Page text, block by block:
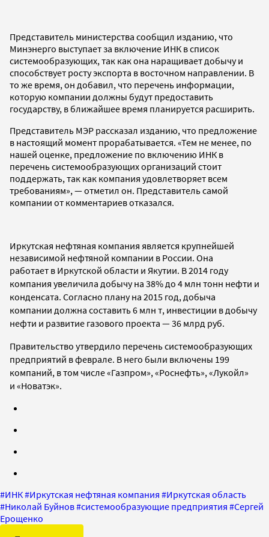
Представитель министерства сообщил изданию, что
Минэнерго выступает за включение ИНК в список
системообразующих, так как она наращивает добычу и
способствует росту экспорта в восточном направлении. В
то же время, он добавил, что перечень информации,
которую компании должны будут предоставить
государству, в ближайшее время планируется расширить.
Представитель МЭР рассказал изданию, что предложение
в настоящий момент прорабатывается. «Тем не менее, по
нашей оценке, предложение по включению ИНК в
перечень системообразующих организаций стоит
поддержать, так как компания удовлетворяет всем
требованиям», — отметил он. Представитель самой
компании от комментариев отказался.
Иркутская нефтяная компания является крупнейшей
независимой нефтяной компании в России. Она
работает в Иркутской области и Якутии. В 2014 году
компания увеличила добычу на 38% до 4 млн тонн нефти и
конденсата. Согласно плану на 2015 год, добыча
компании должна составить 6 млн т, инвестиции в добычу
нефти и развитие газового проекта —36 млрд руб.
Правительство утвердило перечень системообразующих
предприятий в феврале. В него были включены 199
компаний, в том числе «Газпром», «Роснефть», «Лукойл»
и «Новатэк».
#ИНК#Иркутская нефтяная компания #Иркутская область
#Николай Буйнов#системообразующие предприятия #Сергей
Ерощенко